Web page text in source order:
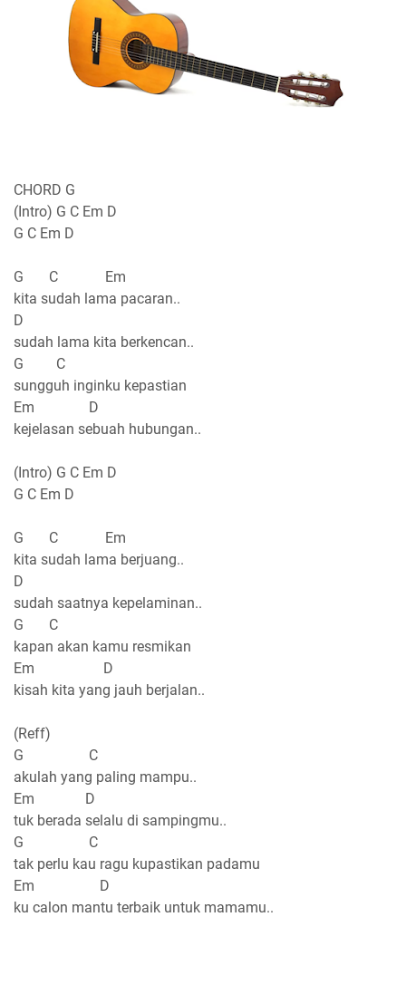
CHORD G
(Intro) G C Em D
G C Em D
G C Em
kita sudah lama pacaran..
D
sudah lama kita berkencan..
G C
sungguh inginku kepastian
Em D
kejelasan sebuah hubungan..
(Intro) G C Em D
G C Em D
G C Em
kita sudah lama berjuang..
D
sudah saatnya kepelaminan..
G C
kapan akan kamu resmikan
Em D
kisah kita yang jauh berjalan..
(Reff)
G C
akulah yang paling mampu..
Em D
tuk berada selalu di sampingmu..
G C
tak perlu kau ragu kupastikan padamu
Em D
ku calon mantu terbaik untuk mamamu..